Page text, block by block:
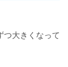
つ大きくなって